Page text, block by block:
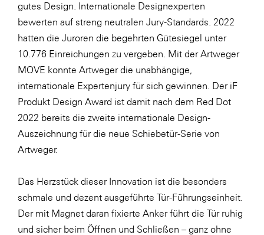
OMV
OptimaMed
PAGRO
PHH Rechtsanwält:innen
Primark
Salesforce
sebamed
SERVICE&MORE
SKINUANCE®
Somfy
gutes Design. Internationale Designexperten
bewerten auf streng neutralen Jury-Standards. 2022
hatten die Juroren die begehrten Gütesiegel unter
10.776 Einreichungen zu vergeben. Mit der Artweger
MOVE konnte Artweger die unabhängige,
internationale Expertenjury für sich gewinnen. Der iF
Produkt Design Award ist damit nach dem Red Dot
2022 bereits die zweite internationale Design-
Auszeichnung für die neue Schiebetür-Serie von
Artweger.
Das Herzstück dieser Innovation ist die besonders
schmale und dezent ausgeführte Tür-Führungseinheit.
Der mit Magnet daran fixierte Anker führt die Tür ruhig
und sicher beim Öffnen und Schließen – ganz ohne